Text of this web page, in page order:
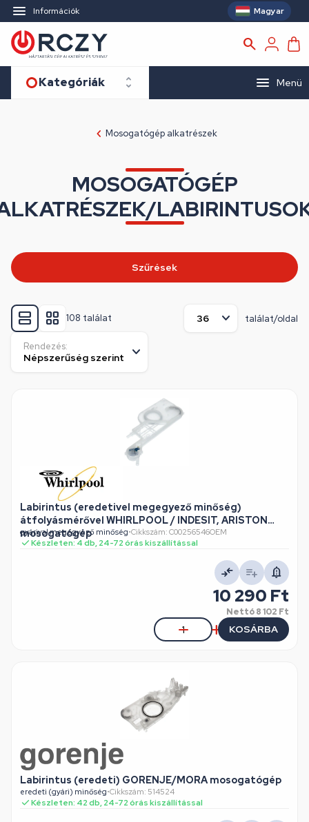
Információk Magyar
Kategóriák Menü
Mosogatógép alkatrészek
MOSOGATÓGÉP
108 találat találat/oldal
Rendezés:
Labirintus (eredetivel megegyező minőség)
átfolyásmérővel WHIRLPOOL / INDESIT, ARISTON
mosogatógép
gyárival megegyező minőség•Cikkszám: C00256546OEM
Készleten: 4 db, 24-72 órás kiszállítással
10 290 Ft
Nettó8 102 Ft
KOSÁRBA
Labirintus (eredeti) GORENJE/MORA mosogatógép
eredeti (gyári) minőség•Cikkszám: 514524
Készleten: 42 db, 24-72 órás kiszállítással
Szűrések